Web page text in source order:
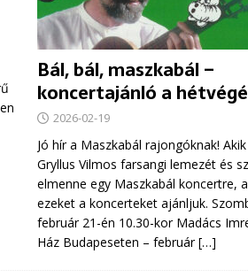
Bál, bál, maszkabál –
koncertajánló a
2026-02-19
Jó hír a Maszkabál rajongóknak!
Gryllus Vilmos farsangi lemezét és
elmenne egy Maszkabál koncertre,
ezeket a koncerteket ajánljuk.
február 21-én 10.30-kor Madács
Ház Budapeseten – február[…]